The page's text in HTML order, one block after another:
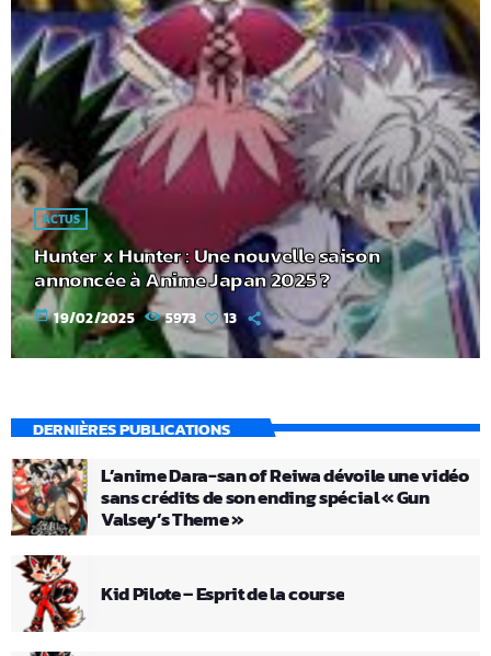
ACTUS
Hunter x Hunter : Une nouvelle saison
annoncée à Anime Japan 2025 ?
today 19/02/2025 5973 13
DERNIÈRES PUBLICATIONS
L’anime Dara-san of Reiwa dévoile une vidéo
sans crédits de son ending spécial « Gun
Valsey’s Theme »
Kid Pilote – Esprit de la course